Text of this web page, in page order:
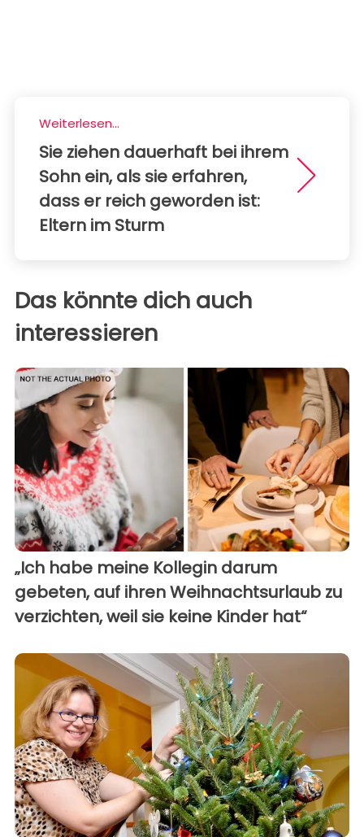
Weiterlesen...
Sie ziehen dauerhaft bei ihrem
Sohn ein, als sie erfahren,
dass er reich geworden ist:
Eltern im Sturm
Das könnte dich auch
interessieren
„Ich habe meine Kollegin darum
gebeten, auf ihren Weihnachtsurlaub zu
verzichten, weil sie keine Kinder hat“